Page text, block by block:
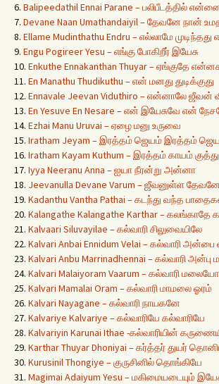
6. Balipeedathil Ennai Parane – பலிபீடத்தில்
7. Devane Naan Umathandaiyil – தேவனே நான்
8. Ellame Mudinthathu Endru – எல்லாமே முடிந்தது
9. Engu Pogireer Yesu – எங்கு போகிறீர் இயேசு
10. Enkuthe Ennakanthan Thuyar – ஏங்குதே
11. En Manathu Thudikuthu – என் மனது துடிக்குது
12. Ennavale Jeevan Viduthiro – என்னாலே ஜீவன்
13. En Yesuve En Nesare – என் இயேசுவே என்
14. Ezhai Manu Uruvai – ஏழை மனு உருவை
15. Iratham Jeyam – இரத்தம் ஜெயம் இரத்தம்
16. Iratham Kayam Kuthum – இரத்தம் காயம்
17. Iyya Neeranu Anna – ஐயா நீரன்று அன்னா
18. Jeevanulla Devane Varum – ஜீவனுள்ள
19. Kadanthu Vantha Pathai – கடந்து வந்த
20. Kalangathe Kalangathe Karthar – கலங்காதே
21. Kalvaari Siluvayilae – கல்வாரி சிலுவையிலே
22. Kalvari Anbai Ennidum Velai – கல்வாரி
23. Kalvari Anbu Marrinadhennai – கல்வாரி
24. Kalvari Malaiyoram Vaarum – கல்வாரி
25. Kalvari Mamalai Oram – கல்வாரி மாமலை ஓரம்
26. Kalvari Nayagane – கல்வாரி நாயகனே
27. Kalvariye Kalvariye – கல்வாரியே கல்வாரியே
28. Kalvariyin Karunai Ithae -கல்வாரியின்
29. Karthar Thuyar Dhoniyai – கர்த்தர் துயர்
30. Kurusinil Thongiye – குருசினில் தொங்கியே
31. Magimai Adaiyum Yesu – மகிமையடையும்